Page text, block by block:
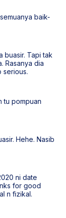
baik-
buasir. Tapi tak
Rasanya dia
serious.
tu pompuan
Hehe. Nasib
ni date
for good
n fizikal.